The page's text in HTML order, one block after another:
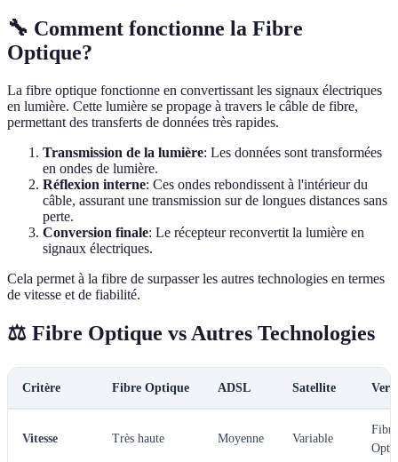
🔧 Comment fonctionne la Fibre
Optique?
La fibre optique fonctionne en convertissant les signaux électriques
en lumière. Cette lumière se propage à travers le câble de fibre,
permettant des transferts de données très rapides.
Transmission de la lumière: Les données sont transformées
en ondes de lumière.
Réflexion interne: Ces ondes rebondissent à l'intérieur du
câble, assurant une transmission sur de longues distances sans
perte.
Conversion finale: Le récepteur reconvertit la lumière en
signaux électriques.
Cela permet à la fibre de surpasser les autres technologies en termes
de vitesse et de fiabilité.
⚖️ Fibre Optique vs Autres Technologies
Critère Fibre Optique ADSL Satellite
Vitesse Très haute Moyenne Variable
Fibre